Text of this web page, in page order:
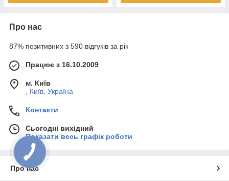
Про нас
87% позитивних з 590 відгуків за рік
Працює з 16.10.2009
м. Київ
, Київ, Україна
Контакти
Сьогодні вихідний
Показати весь графік роботи
Про нас